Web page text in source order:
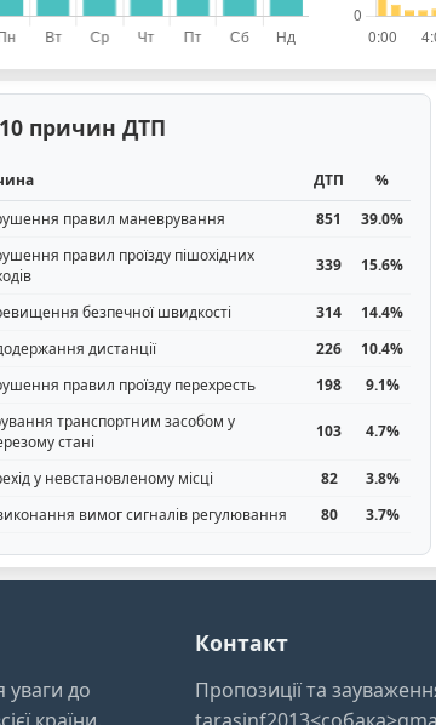
причин ДТП
ДТП
%
правил маневрування
851
39.0%
правил проїзду пішохідних
339 15.6%
безпечної швидкості 314
14.4%
дистанції
226
10.4%
правил проїзду перехресть
198
9.1%
транспортним засобом у
стані
103 4.7%
у невстановленому місці 82
3.8%
вимог сигналів регулювання
80
3.7%
вихід на проїзну частину
46
2.1%
до
Контакт
Пропозиції та